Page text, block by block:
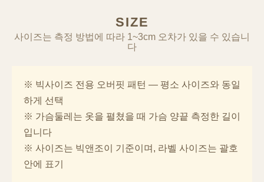
SIZE
사이즈는 측정 방법에 따라 1~3cm 오차가 있을 수 있습니
다
※ 빅사이즈 전용 오버핏 패턴 — 평소 사이즈와 동일
하게 선택
※ 가슴둘레는 옷을 펼쳤을 때 가슴 양끝 측정한 길이
입니다
※ 사이즈는 빅앤조이 기준이며, 라벨 사이즈는 괄호
안에 표기